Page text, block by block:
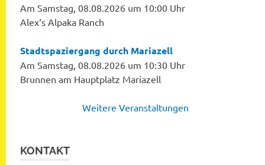
Am Samstag, 08.08.2026 um 10:00 Uhr
Alex‘s Alpaka Ranch
Stadtspaziergang durch Mariazell
Am Samstag, 08.08.2026 um 10:30 Uhr
Brunnen am Hauptplatz Mariazell
Weitere Veranstaltungen
KONTAKT